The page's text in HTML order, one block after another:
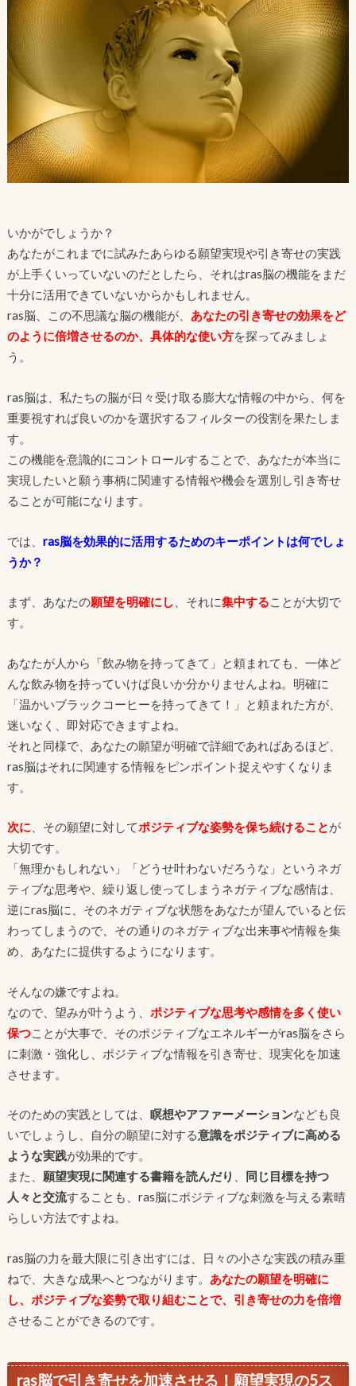
いかがでしょうか？
あなたがこれまでに試みたあらゆる願望実現や引き寄せの実践
が上手くいっていないのだとしたら、それはras脳の機能をまだ
十分に活用できていないからかもしれません。
ras脳、この不思議な脳の機能が、 あなたの引き寄せの効果をど
のように倍増させるのか、具体的な使い方を探ってみましょ
う。
ras脳は、私たちの脳が日々受け取る膨大な情報の中から、何を
重要視すれば良いのかを選択するフィルターの役割を果たしま
す。
この機能を意識的にコントロールすることで、あなたが本当に
実現したいと願う事柄に関連する情報や機会を選別し引き寄せ
ることが可能になります。
では、 ras脳を効果的に活用するためのキーポイントは何でしょ
うか？
まず、あなたの願望を明確にし 、それに集中することが大切で
す。
あなたが人から「飲み物を持ってきて」と頼まれても、一体ど
んな飲み物を持っていけば良いか分かりませんよね。明確に
「温かいブラックコーヒーを持ってきて！」と頼まれた方が、
迷いなく、即対応できますよね。
それと同様で、あなたの願望が明確で詳細であればあるほど、
ras脳はそれに関連する情報をピンポイント捉えやすくなりま
す。
次に 、その願望に対してポジティブな姿勢を保ち続けることが
大切です。
「無理かもしれない」「どうせ叶わないだろうな」というネガ
ティブな思考や、繰り返し使ってしまうネガティブな感情は、
逆にras脳に、そのネガティブな状態をあなたが望んでいると伝
わってしまうので、その通りのネガティブな出来事や情報を集
め、あなたに提供するようになります。
そんなの嫌ですよね。
なので、望みが叶うよう、 ポジティブな思考や感情を多く使い
保つことが大事で、そのポジティブなエネルギーがras脳をさら
に刺激・強化し、ポジティブな情報を引き寄せ、現実化を加速
させます。
そのための実践としては、 瞑想やアファーメーションなども良
いでしょうし、自分の願望に対する意識をポジティブに高める
ような実践が効果的です。
また、 願望実現に関連する書籍を読んだり
同じ目標を持つ
人々と交流することも、ras脳にポジティブな刺激を与える素晴
らしい方法ですよね。
ras脳の力を最大限に引き出すには、日々の小さな実践の積み重
ねで、大きな成果へとつながります。 あなたの願望を明確に
し、ポジティブな姿勢で取り組むことで、 引き寄せの力を倍増
させることができるのです。
ras脳で引き寄せを加速させる！願望実現の5ス